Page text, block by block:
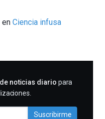
en Ciencia infusa
noticias diario para
Suscribirme